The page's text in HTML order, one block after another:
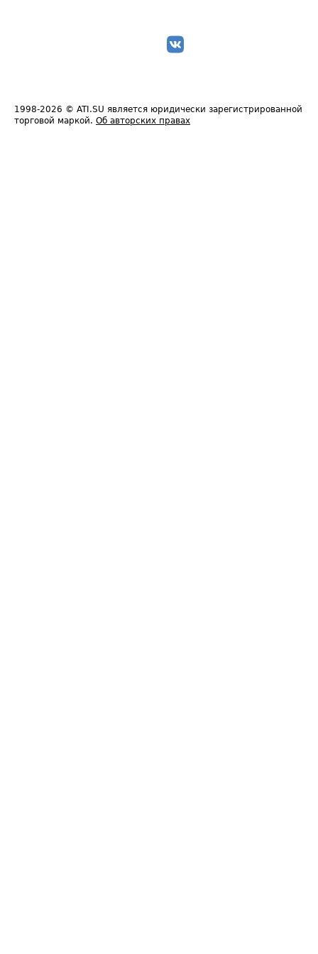
1998-2026 © ATI.SU является юридически зарегистрированной
торговой маркой. Об авторских правах